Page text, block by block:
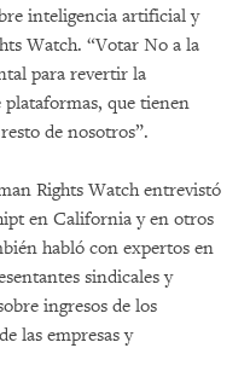
inteligencia artificial y
Watch. “Votar No a la
para revertir la
que tienen
de nosotros”.
Rights Watch entrevistó
en California y en otros
habló con expertos en
sindicales y
ingresos de los
las empresas y